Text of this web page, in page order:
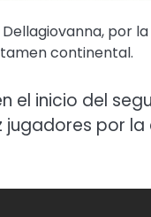
por
continental.
el inicio del
por la